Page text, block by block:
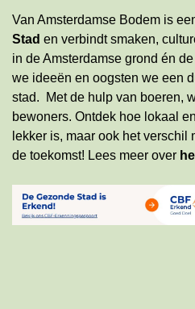
Van Amsterdamse Bodem is
Stad en verbindt smaken,
in de Amsterdamse grond én
we ideeën en oogsten we een
stad. Met de hulp van boeren,
bewoners. Ontdek hoe lokaal
lekker is, maar ook het verschil
de toekomst! Lees meer over